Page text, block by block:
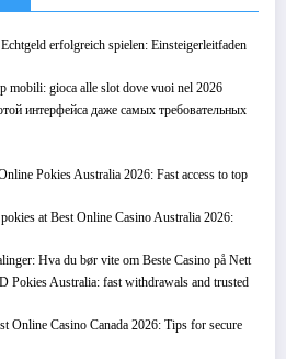
erfolgreich spielen: Einsteigerleitfaden
mobili: gioca alle slot dove vuoi nel 2026
интерфейса даже самых требовательных
Pokies Australia 2026: Fast access to top
at Best Online Casino Australia 2026:
Hva du bør vite om Beste Casino på Nett
Pokies Australia: fast withdrawals and trusted
Online Casino Canada 2026: Tips for secure